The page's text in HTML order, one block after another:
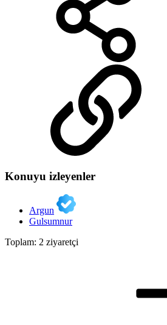
Konuyu izleyenler
Argun
Gulsumnur
Toplam: 2 ziyaretçi